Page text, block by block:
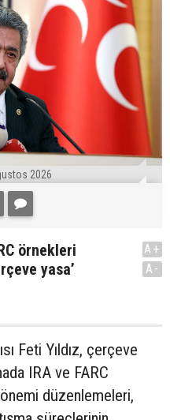
2026
örnekleri
yasa’
A+
A-
Feti Yıldız, çerçeve
IRA ve FARC
düzenlemeleri,